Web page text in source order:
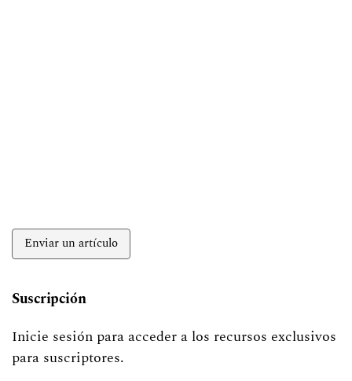
Enviar un artículo
Suscripción
Inicie sesión para acceder a los recursos exclusivos
para suscriptores.